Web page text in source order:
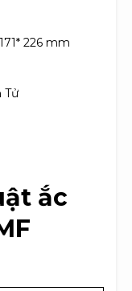
226 mm
Tử
ắc